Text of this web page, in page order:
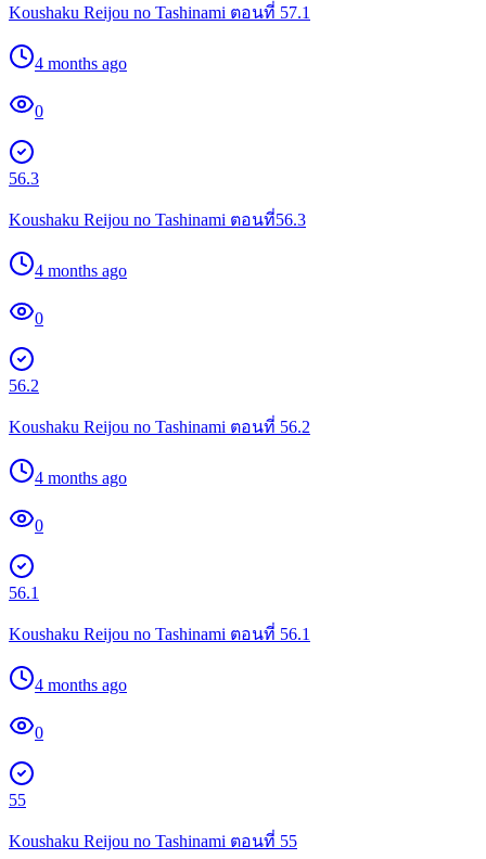
Koushaku Reijou no Tashinami ตอนที่ 57.1
4 months ago
0
56.3
Koushaku Reijou no Tashinami ตอนที่56.3
4 months ago
0
56.2
Koushaku Reijou no Tashinami ตอนที่ 56.2
4 months ago
0
56.1
Koushaku Reijou no Tashinami ตอนที่ 56.1
4 months ago
0
55
Koushaku Reijou no Tashinami ตอนที่ 55